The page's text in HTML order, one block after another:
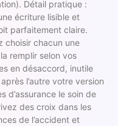
Détail pratique :
écriture lisible et
parfaitement claire.
choisir chacun une
remplir selon vos
en désaccord, inutile
l’autre votre version
d’assurance le soin de
des croix dans les
de l’accident et